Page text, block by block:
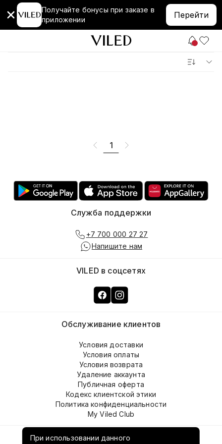
Получайте бонусы при заказе в
приложении
Перейти
1
При использовании данного
О компании
Обслуживание клиентов
Условия доставки
Условия оплаты
Условия возврата
Удаление аккаунта
Публичная оферта
Кодекс клиентской этики
Политика конфиденциальности
My Viled Club
VILED в соцсетях
Служба поддержки
+7 700 000 27 27
Напишите нам